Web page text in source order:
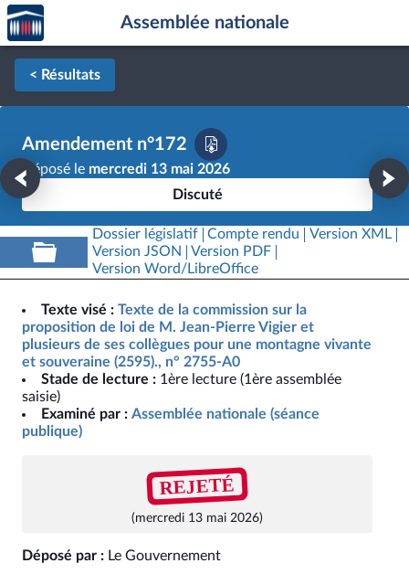
Aller au contenu
Aller en bas de la page
Accèder
à la
page
d'accueil
Assemblée nationale
< Résultats
Amendement n°172
Déposé le mercredi 13 mai 2026
Discuté
Dossier législatif Compte rendu
Version XML
Version JSON
Version PDF
Version Word/LibreOffice
Texte visé : Texte de la commission sur la
proposition de loi de M. Jean-Pierre Vigier et
plusieurs de ses collègues pour une montagne vivante
et souveraine (2595)., n° 2755-A0
Stade de lecture : 1ère lecture (1ère assemblée
saisie)
Examiné par : Assemblée nationale (séance
publique)
REJETÉ
(mercredi 13 mai 2026)
Déposé par : Le Gouvernement